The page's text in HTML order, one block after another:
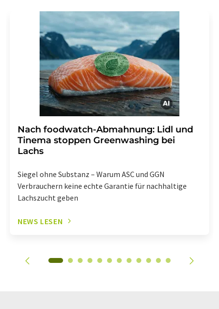
Str. 2, 12489 Berlin oder per E-Mail unter
widerruf@lumitos.commit Wirkung für die Zukunft
widerrufen. Zudem ist in jeder E-Mail ein Link zur
Abbestellung des entsprechenden Newsletters
enthalten.
Nach foodwatch-Abmahnung: Lidl und
Tinema stoppen Greenwashing bei
Lachs
Siegel ohne Substanz – Warum ASC und GGN
Verbrauchern keine echte Garantie für nachhaltige
Lachszucht geben
NEWS LESEN